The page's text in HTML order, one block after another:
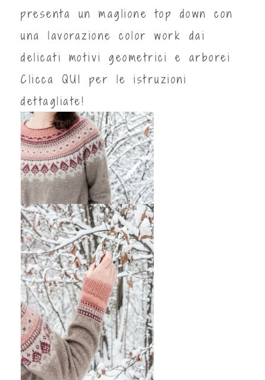
presenta un maglione top down con
una lavorazione color work dai
delicati motivi geometrici e arborei
Clicca QUI
per le istruzioni
dettagliate!